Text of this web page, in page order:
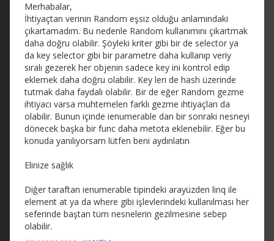
Merhabalar,
İhtiyaçtan verinin Random eşsiz olduğu anlamındaki
çıkartamadım. Bu nedenle Random kullanımını çıkartmak
daha doğru olabilir. Şöyleki kriter gibi bir de selector ya
da key selector gibi bir parametre daha kullanıp veriy
sıralı gezerek her objenin sadece key ini kontrol edip
eklemek daha doğru olabilir. Key leri de hash üzerinde
tutmak daha faydalı olabilir. Bir de eğer Random gezme
ihtiyacı varsa muhtemelen farklı gezme ihtiyaçları da
olabilir. Bunun içinde ienumerable dan bir sonraki nesneyi
dönecek başka bir func daha metota eklenebilir. Eğer bu
konuda yanılıyorsam lütfen beni aydınlatın
Elinize sağlık
Diğer taraftan ienumerable tipindeki arayüzden linq ile
element at ya da where gibi işlevlerindeki kullanılması her
seferinde baştan tüm nesnelerin gezilmesine sebep
olabilir.